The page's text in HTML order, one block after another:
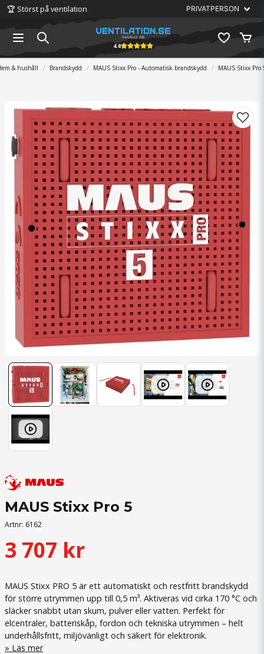
🏆 Störst på ventilation
4.8
& hushåll Brandskydd MAUS Stixx Pro - Automatisk brandskydd MAUS Stixx Pro
MAUS Stixx Pro 5
Artnr: 6162
3 707 kr
MAUS Stixx PRO 5 är ett automatiskt och restfritt brandskydd
för större utrymmen upp till 0,5 m³. Aktiveras vid cirka 170 °C och
släcker snabbt utan skum, pulver eller vatten. Perfekt för
elcentraler, batteriskåp, fordon och tekniska utrymmen – helt
underhållsfritt, miljövänligt och säkert för elektronik.
Läs mer